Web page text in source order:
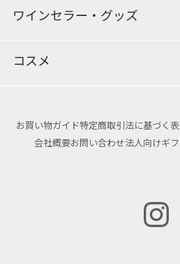
ワインセラー・グッズ
コスメ
お買い物ガイド特定商取引法に基づく
会社概要お問い合わせ法人向けギ